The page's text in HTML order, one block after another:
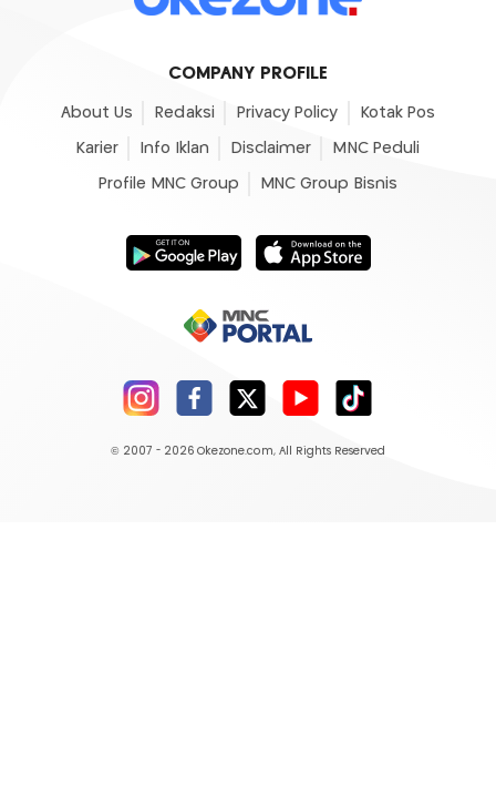
COMPANY PROFILE
About Us Redaksi Privacy Policy Kotak Pos
Karier Info Iklan Disclaimer MNC Peduli
Profile MNC Group MNC Group Bisnis
© 2007 - 2026 Okezone.com, All Rights Reserved